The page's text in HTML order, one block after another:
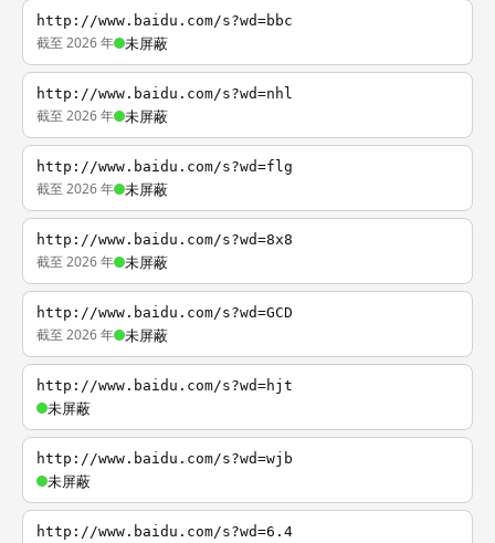
http://www.baidu.com/s?wd=bbc
截至 2026 年 未屏蔽
http://www.baidu.com/s?wd=nhl
截至 2026 年 未屏蔽
http://www.baidu.com/s?wd=flg
截至 2026 年 未屏蔽
http://www.baidu.com/s?wd=8x8
截至 2026 年 未屏蔽
http://www.baidu.com/s?wd=GCD
截至 2026 年 未屏蔽
http://www.baidu.com/s?wd=hjt
未屏蔽
http://www.baidu.com/s?wd=wjb
未屏蔽
http://www.baidu.com/s?wd=6.4